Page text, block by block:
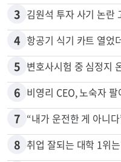
3 김원석 투자 사기 논란
4
5 변호사시험 중 심정지
6 비영리 CEO, 노숙자
7
8 취업 잘되는 대학 1위